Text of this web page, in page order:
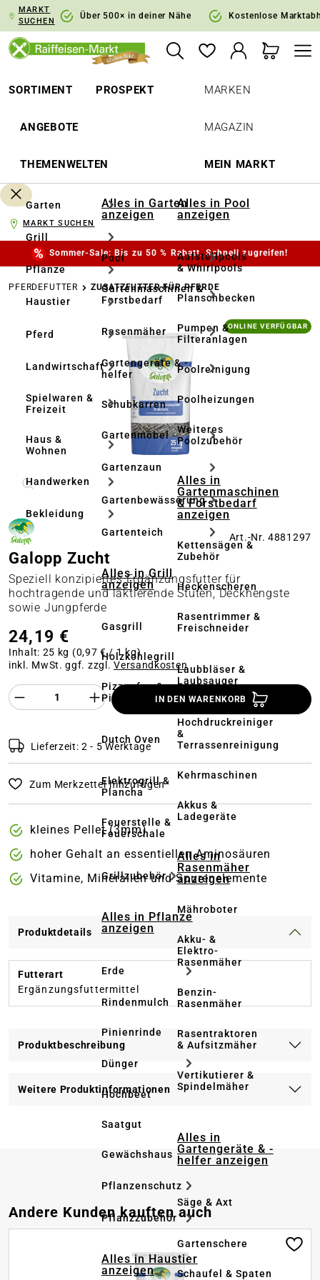
Zur Hauptnavigation springen
MARKT
SUCHEN
Über 500× in deiner Nähe Kostenlose
SORTIMENT PROSPEKT
ANGEBOTE
THEMENWELTEN
MARKEN
MAGAZIN
MEIN MARKT
Garten
Grill
Pflanze
Haustier
Pferd
Landwirtschaft
Spielwaren &
Freizeit
Haus &
Wohnen
Handwerken
Bekleidung
Alles in Garten
anzeigen
Pool
Gartenmaschinen &
Forstbedarf
Rasenmäher
Gartengeräte & -
helfer
Schubkarren
Gartenmöbel
Gartenzaun
Gartenbewässerung
Gartenteich
Alles in Grill
anzeigen
Gasgrill
Holzkohlegrill
Pizzaofen &
Pizzastein
Dutch Oven
Elektrogrill &
Plancha
Feuerstelle &
Feuerschale
Grillzubehör
Alles in Pflanze
anzeigen
Erde
Rindenmulch
Pinienrinde
Dünger
Hochbeet
Saatgut
Gewächshaus
Pflanzenschutz
Pflanzzubehör
Alles in Haustier
anzeigen
Alles in Pool
anzeigen
Aufstellpools
& Whirlpools
Planschbecken
Pumpen &
Filteranlagen
Poolreinigung
Poolheizungen
Weiteres
Poolzubehör
Alles in
Gartenmaschinen
& Forstbedarf
anzeigen
Kettensägen &
Zubehör
Heckenscheren
Rasentrimmer &
Freischneider
Laubbläser &
Laubsauger
Hochdruckreiniger
&
Terrassenreinigung
Kehrmaschinen
Akkus &
Ladegeräte
Alles in
Rasenmäher
anzeigen
Mähroboter
Akku- &
Elektro-
Rasenmäher
Benzin-
Rasenmäher
Rasentraktoren
& Aufsitzmäher
Vertikutierer &
Spindelmäher
Alles in
Gartengeräte & -
helfer anzeigen
Säge & Axt
Gartenschere
Schaufel & Spaten
MARKT SUCHEN
Sommer-Sale: Bis zu 50 % Rabatt. Schnell zugreifen!
PFERDEFUTTER ZUSATZFUTTER FÜR PFERDE
Bildergalerie überspringen ONLINE VERFÜGBAR
Art.-Nr. 4881297
Galopp Zucht
Speziell konzipiertes Ergänzungsfutter für
hochtragende und laktierende Stuten, Deckhengste
sowie Jungpferde
24,19 €
Inhalt: 25 kg (0,97 € / 1 kg)
inkl. MwSt. ggf. zzgl.Versandkosten
Produkt Anzahl des Produktes
IN DEN WARENKORB
Lieferzeit: 2 - 5 Werktage
Zum Merkzettel hinzufügen
kleines Pellet (3mm)
hoher Gehalt an essentiellen Aminosäuren
Vitamine, Mineralien und Spurenelemente
Produktdetails
Futterart
Ergänzungsfuttermittel
Produktbeschreibung
Weitere Produktinformationen
Produktgalerie überspringen
Andere Kunden kauften auch